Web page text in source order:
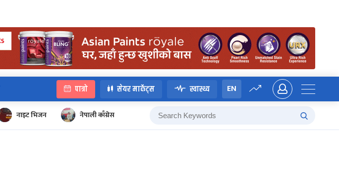
पात्रो सेयर मार्केट्स स्वास्थ्य EN
नाइट भिजन नेपाली काँग्रेस